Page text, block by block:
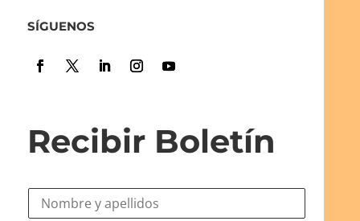
SÍGUENOS
Recibir Boletín
N